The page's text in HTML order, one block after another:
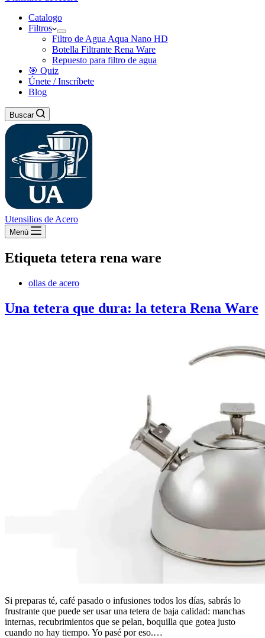
Catalogo
Filtros
Filtro de Agua Aqua Nano HD
Botella Filtrante Rena Ware
Repuesto para filtro de agua
🎯 Quiz
Únete / Inscríbete
Blog
Buscar
Utensilios de Acero
Menú
Etiqueta tetera rena ware
ollas de acero
Una tetera que dura: la tetera Rena Ware
Si preparas té, café pasado o infusiones todos los días, sabrás lo
frustrante que puede ser usar una tetera de baja calidad: manchas
internas, recubrimientos que se pelan, boquilla que gotea justo
cuando no hay tiempo. Yo pasé por eso.…